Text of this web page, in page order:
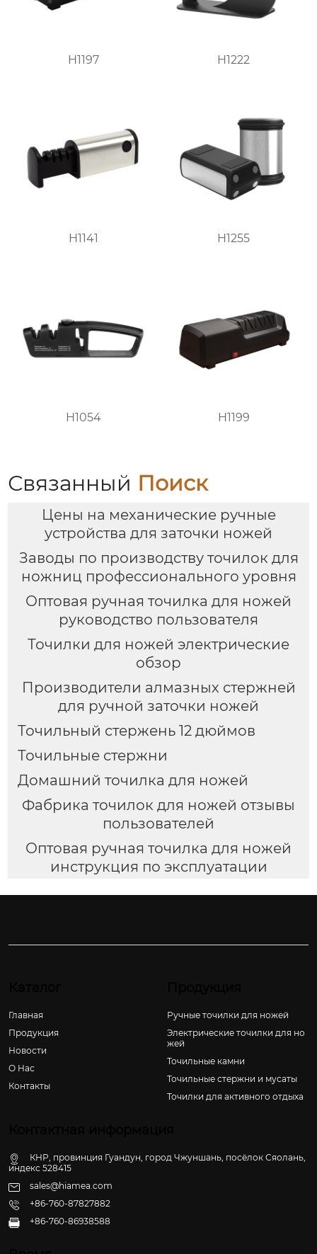
H1197 H1222
H1141 H1255
H1054 H1199
Связанный Поиск
Цены на механические ручные
устройства для заточки ножей
Заводы по производству точилок для
ножниц профессионального уровня
Оптовая ручная точилка для ножей
руководство пользователя
Точилки для ножей электрические
обзор
Производители алмазных стержней
для ручной заточки ножей
Точильный стержень 12 дюймов
Точильные стержни
Домашний точилка для ножей
Фабрика точилок для ножей отзывы
пользователей
Оптовая ручная точилка для ножей
инструкция по эксплуатации
Главная
Продукция
Новости
О Hас
Контакты
Ручные точилки для ножей
Электрические точилки для но
жей
Точильные камни
Точильные стержни и мусаты
Точилки для активного отдыха
КНР, провинция Гуандун, город Чжуншань, посёлок Сяолань,
индекс 528415
sales@hiamea.com
+86-760-87827882
 +86-760-86938588